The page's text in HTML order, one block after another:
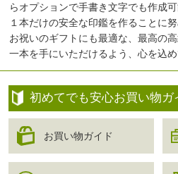
らオプションで手書き文字でも作成
１本だけの安全な印鑑を作ることに
お祝いのギフトにも最適な、最高の
一本を手にいただけるよう、心を込め
初めてでも安心お買い物ガ
お買い物ガイド